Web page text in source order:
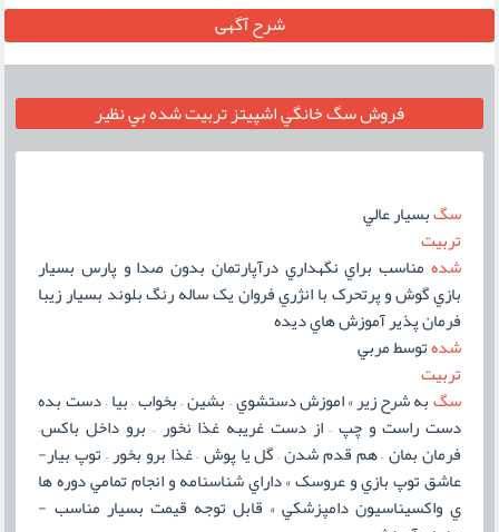
شرح آگهی
فروش سگ خانگي اشپيتز تربيت شده بي نظير
سگبسيار عالي
تربيت
شده مناسب براي نگهداري درآپارتمان بدون صدا و پارس بسيار
بازي گوش و پرتحرک با انژري فروان يک ساله رنگ بلوند بسيار زيبا
فرمان پذير آموزش هاي ديده
شدهتوسط مربي
تربيت
سگبه شرح زير » اموزش دستشوي – بشين – بخواب – بيا – دست بده
دست راست و چپ – از دست غريبه غذا نخور – برو داخل باکس–
فرمان بمان – هم قدم شدن – گل يا پوش – غذا برو بخور – توپ بيار-
عاشق توپ بازي و عروسک » داراي شناسنامه و انجام تمامي دوره ها
ي واکسيناسيون دامپزشکي » قابل توجه قيمت بسيار مناسب -